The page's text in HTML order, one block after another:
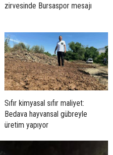
zirvesinde Bursaspor mesajı
Sıfır kimyasal sıfır maliyet:
Bedava hayvansal gübreyle
üretim yapıyor